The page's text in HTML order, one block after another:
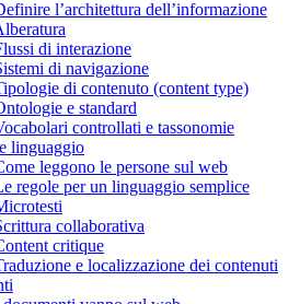
l’architettura dell’informazione
di interazione
di navigazione
di contenuto (content type)
e standard
controllati e tassonomie
linguaggio
leggono le persone sul web
regole per un linguaggio semplice
collaborativa
critique
e localizzazione dei contenuti